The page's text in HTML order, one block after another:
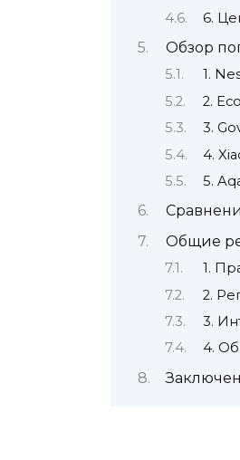
6.
Обзор
1.
2.
3.
4.
5.
Общие
1.
2.
3.
4.